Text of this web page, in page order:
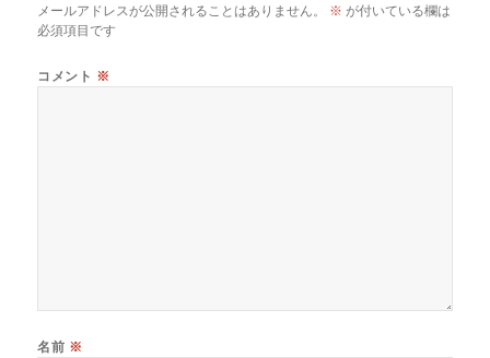
メールアドレスが公開されることはありません。 ※ が付いている欄は
必須項目です
コメント ※
名前 ※